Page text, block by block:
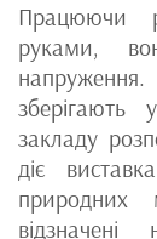
Працюючи
руками,
зберігають
закладу
діє
природних